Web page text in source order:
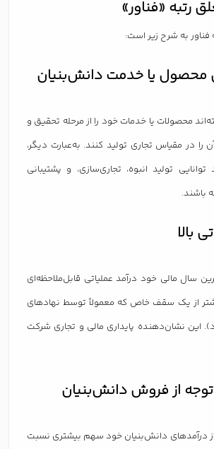
رتبه «فناور»
فناور به شرح زیر است:
محصول یا خدمت دانش‌بنیان
محصولات یا خدمات خود را از مرحله تحقیق و
را در مقیاس تجاری تولید کنند. به‌عبارت دیگر،
تولید انبوه، تجاری‌سازی، و پشتیبانی
باشند.
بالا
سال مالی خود درآمد عملیاتی قابل‌ملاحظه‌ای
از یک سقف خاص که معمولاً توسط نهادهای
این نشان‌دهنده پایداری مالی و تجاری شرکت
از فروش دانش‌بنیان
درآمدهای دانش‌بنیان خود سهم بیشتری نسبت